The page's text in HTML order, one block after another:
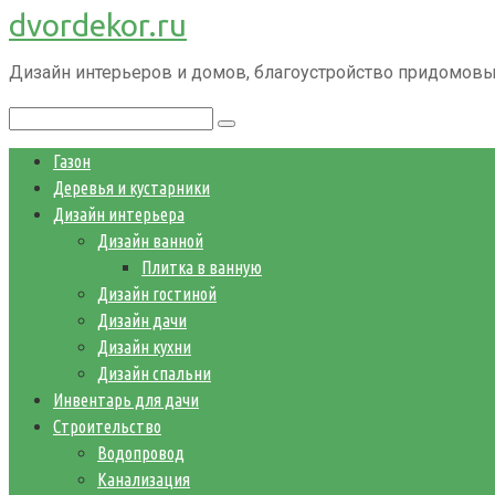
Перейти
к
контенту
dvordekor.ru
Дизайн интерьеров и домов, благоустройство
Газон
Деревья и кустарники
Дизайн интерьера
Дизайн ванной
Плитка в ванную
Дизайн гостиной
Дизайн дачи
Дизайн кухни
Дизайн спальни
Инвентарь для дачи
Строительство
Водопровод
Канализация